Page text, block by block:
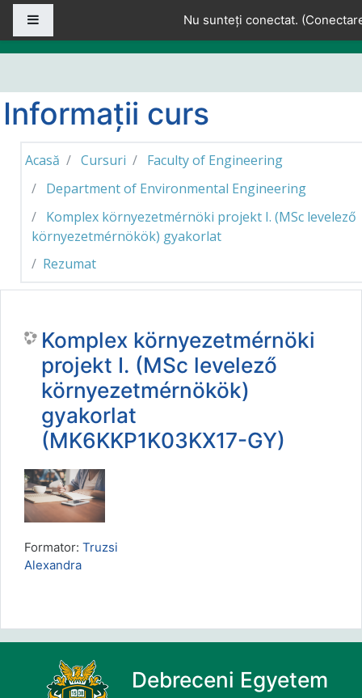
Sari la conţinutul principal
Nu sunteți conectat. (
Informații curs
Acasă Cursuri
Faculty of Engineering
Department of Environmental Engineering
Komplex környezetmérnöki projekt I. (MSc levelező
környezetmérnökök) gyakorlat
Rezumat
Komplex környezetmérnöki
projekt I. (MSc levelező
környezetmérnökök)
gyakorlat
(MK6KKP1K03KX17-GY)
Formator: Truzsi
Alexandra
Debreceni Egyetem